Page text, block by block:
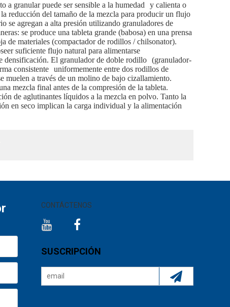
a granular puede ser sensible a la humedad
y calienta o
reducción del tamaño de la mezcla para producir un flujo
se agregan a alta presión utilizando granuladores de
se produce una tableta grande (babosa) en una prensa
de materiales (compactador de rodillos / chilsonator).
suficiente flujo natural para alimentarse
densificación. El granulador de doble rodillo (granulador-
consistente uniformemente entre dos rodillos de
muelen a través de un molino de bajo cizallamiento.
mezcla final antes de la compresión de la tableta.
de aglutinantes líquidos a la mezcla en polvo. Tanto la
en seco implican la carga individual y la alimentación
CONTÁCTENOS
SUSCRIPCIÓN